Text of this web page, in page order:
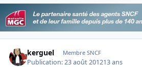
kerguel Membre SNCF
Publication:23 août 201213 ans